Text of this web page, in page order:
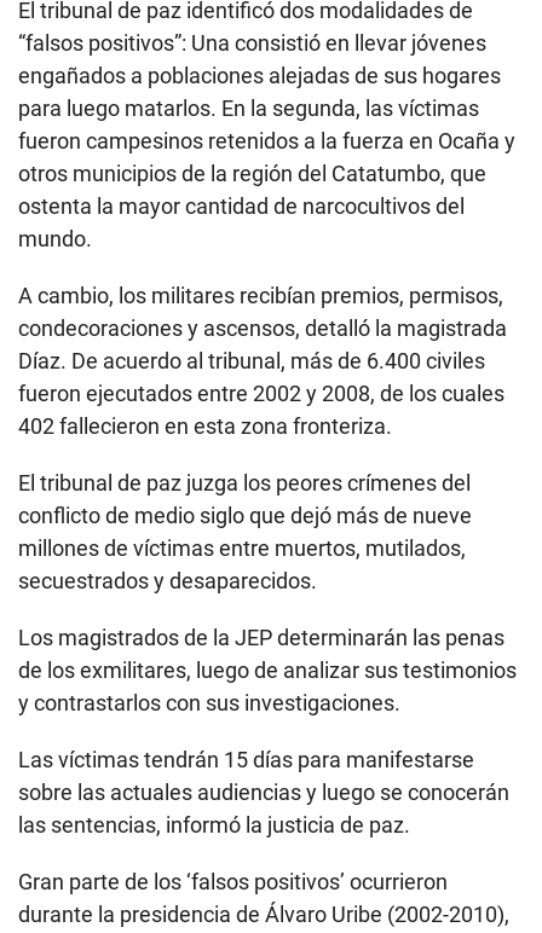
El tribunal de paz identificó dos modalidades de
“falsos positivos”: Una consistió en llevar jóvenes
engañados a poblaciones alejadas de sus hogares
para luego matarlos. En la segunda, las víctimas
fueron campesinos retenidos a la fuerza en Ocaña y
otros municipios de la región del Catatumbo, que
ostenta la mayor cantidad de narcocultivos del
mundo.
A cambio, los militares recibían premios, permisos,
condecoraciones y ascensos, detalló la magistrada
Díaz. De acuerdo al tribunal, más de 6.400 civiles
fueron ejecutados entre 2002 y 2008, de los cuales
402 fallecieron en esta zona fronteriza.
El tribunal de paz juzga los peores crímenes del
conflicto de medio siglo que dejó más de nueve
millones de víctimas entre muertos, mutilados,
secuestrados y desaparecidos.
Los magistrados de la JEP determinarán las penas
de los exmilitares, luego de analizar sus testimonios
y contrastarlos con sus investigaciones.
Las víctimas tendrán 15 días para manifestarse
sobre las actuales audiencias y luego se conocerán
las sentencias, informó la justicia de paz.
Gran parte de los ‘falsos positivos’ ocurrieron
durante la presidencia de Álvaro Uribe (2002-2010),